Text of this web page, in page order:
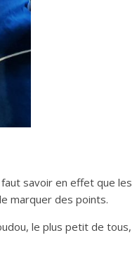
savoir en effet que les
marquer des points.
le plus petit de tous,